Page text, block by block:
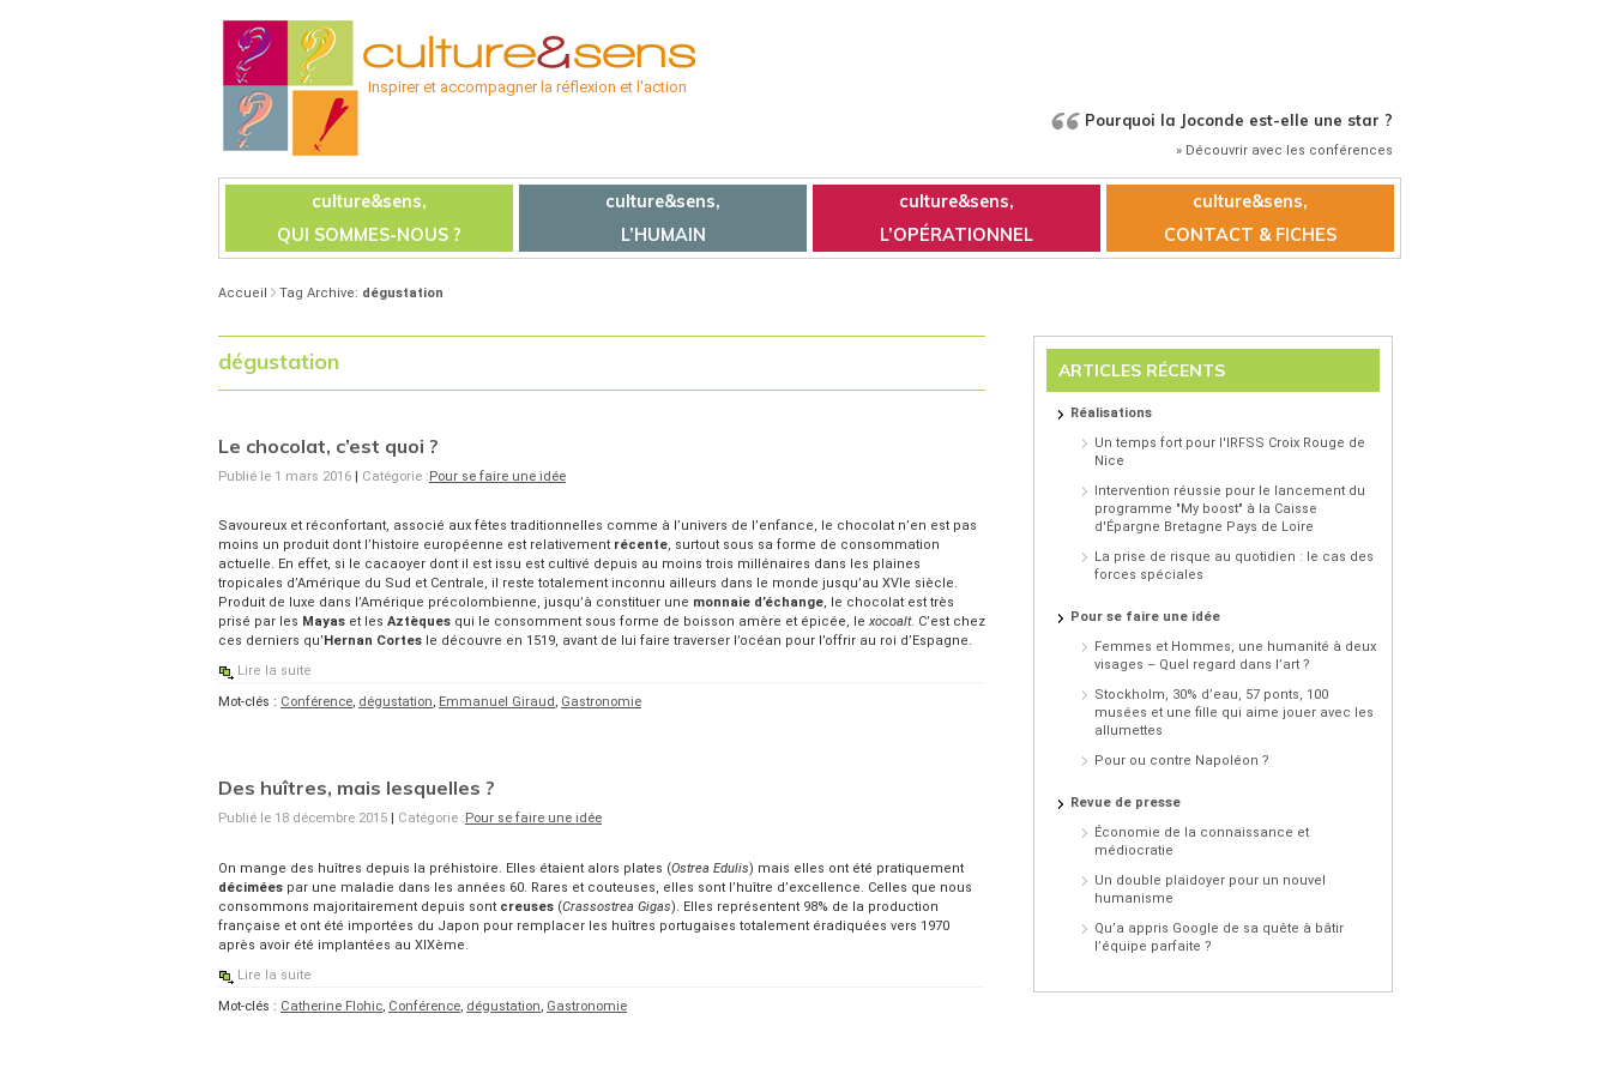
Inspirer et accompagner la réflexion et l'action
Pourquoi la Joconde est-elle une star ?
» Découvrir avec les conférences
culture&sens,
QUI SOMMES-NOUS ?
culture&sens,
L’HUMAIN
culture&sens,
L’OPÉRATIONNEL
culture&sens,
CONTACT & FICHES
Accueil Tag Archive: dégustation
dégustation
Le chocolat, c’est quoi ?
Publié le 1 mars 2016 | Catégorie :Pour se faire une idée
Savoureux et réconfortant, associé aux fêtes traditionnelles comme à l’univers de l’enfance, le chocolat n’en est pas
moins un produit dont l’histoire européenne est relativement récente, surtout sous sa forme de consommation
actuelle. En effet, si le cacaoyer dont il est issu est cultivé depuis au moins trois millénaires dans les plaines
tropicales d’Amérique du Sud et Centrale, il reste totalement inconnu ailleurs dans le monde jusqu’au XVIe siècle.
Produit de luxe dans l’Amérique précolombienne, jusqu’à constituer une monnaie d’échange, le chocolat est très
prisé par les Mayas et les Aztèques qui le consomment sous forme de boisson amère et épicée, le xocoalt. C’est chez
ces derniers qu’ Hernan Cortes le découvre en 1519, avant de lui faire traverser l’océan pour l’offrir au roi d’Espagne.
Lire la suite
Mot-clés : Conférence, dégustation, Emmanuel Giraud , Gastronomie
Des huîtres, mais lesquelles ?
Publié le 18 décembre 2015 Catégorie : Pour se faire une idée
On mange des huîtres depuis la préhistoire. Elles étaient alors plates (Ostrea Edulis) mais elles ont été pratiquement
décimées par une maladie dans les années 60. Rares et couteuses, elles sont l’huître d’excellence. Celles que nous
consommons majoritairement depuis sont creuses (Crassostrea Gigas). Elles représentent 98% de la production
française et ont été importées du Japon pour remplacer les huîtres portugaises totalement éradiquées vers 1970
après avoir été implantées au XIXème.
Lire la suite
Mot-clés : Catherine Flohic, Conférence, dégustation, Gastronomie
ARTICLES RÉCENTS
Réalisations
Un temps fort pour l'IRFSS Croix Rouge de
Nice
Intervention réussie pour le lancement du
programme "My boost" à la Caisse
d'Épargne Bretagne Pays de Loire
La prise de risque au quotidien : le cas des
forces spéciales
Pour se faire une idée
Femmes et Hommes, une humanité à deux
visages – Quel regard dans l’art ?
Stockholm, 30% d’eau, 57 ponts, 100
musées et une fille qui aime jouer avec les
allumettes
Pour ou contre Napoléon ?
Revue de presse
Économie de la connaissance et
médiocratie
Un double plaidoyer pour un nouvel
humanisme
Qu’a appris Google de sa quête à bâtir
l’équipe parfaite ?